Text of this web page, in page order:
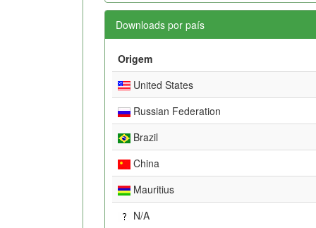
Downloads por país
Origem
United States
Russian Federation
Brazil
China
Mauritius
N/A